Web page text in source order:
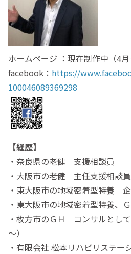
ホームページ ：現在制作中（4月
facebook： https://
100046089369298
【経歴】
・奈良県の老健 支援相談員
・大阪市の老健 主任支援相談員
・東大阪市の地域密着型特養
・東大阪市の地域密着型特養、
・枚方市のＧＨ コンサルとし
～）
・有限会社 松本リハビリステ